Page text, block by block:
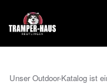
Zum Hauptinhalt
Unser Outdoor-Katalog ist